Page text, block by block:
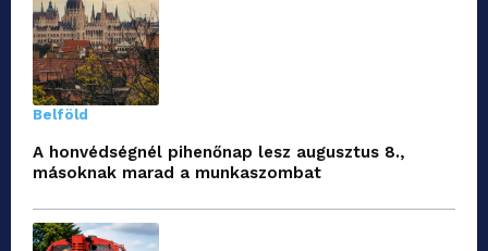
Belföld
A honvédségnél pihenőnap lesz augusztus 8.,
másoknak marad a munkaszombat